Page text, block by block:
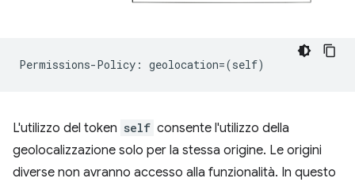
L'utilizzo del token self consente l'utilizzo della
geolocalizzazione solo per la stessa origine. Le origini
diverse non avranno accesso alla funzionalità. In questo